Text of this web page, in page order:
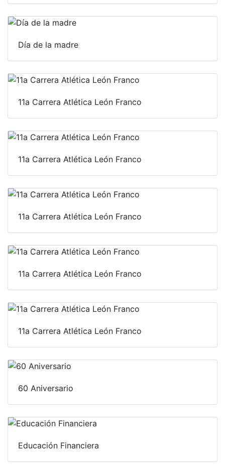
Día de la madre
11a Carrera Atlética León Franco
11a Carrera Atlética León Franco
11a Carrera Atlética León Franco
11a Carrera Atlética León Franco
11a Carrera Atlética León Franco
60 Aniversario
Educación Financiera